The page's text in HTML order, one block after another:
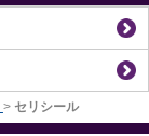
> セリシール